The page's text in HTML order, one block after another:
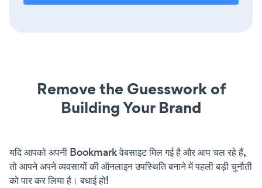
Remove the Guesswork of
Building Your Brand
यदि आपको अपनी Bookmark वेबसाइट मिल गई है और आप चल रहे हैं,
तो आपने अपने व्यवसायों की ऑनलाइन उपस्थिति बनाने में पहली बड़ी चुनौती
को पार कर लिया है। बधाई हो!